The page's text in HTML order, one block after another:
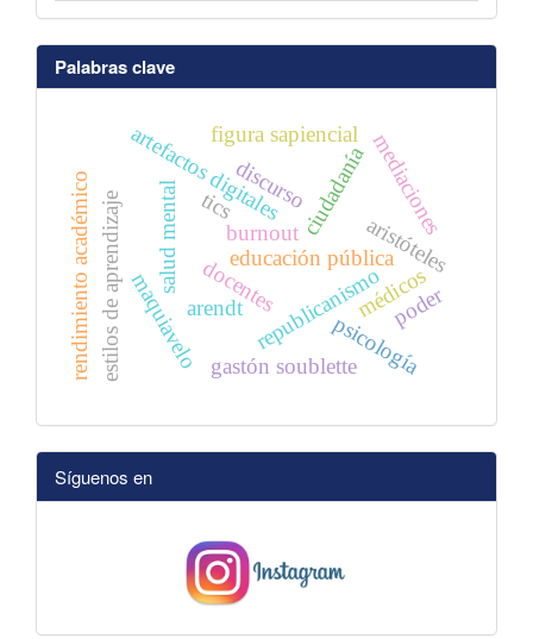
Palabras clave
salud mental burnout
docentes
educación pública
ciudadanía
republicanismo
aristóteles
arendt
maquiavelo
artefactos digitales
gastón soublette
figura sapiencial mediaciones
médicos
estilos de aprendizaje
rendimiento académico psicología
discurso
poder
tics
Síguenos en